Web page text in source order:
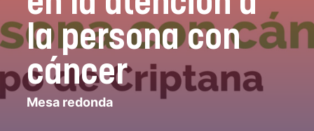
la persona con
cáncer
Mesa redonda